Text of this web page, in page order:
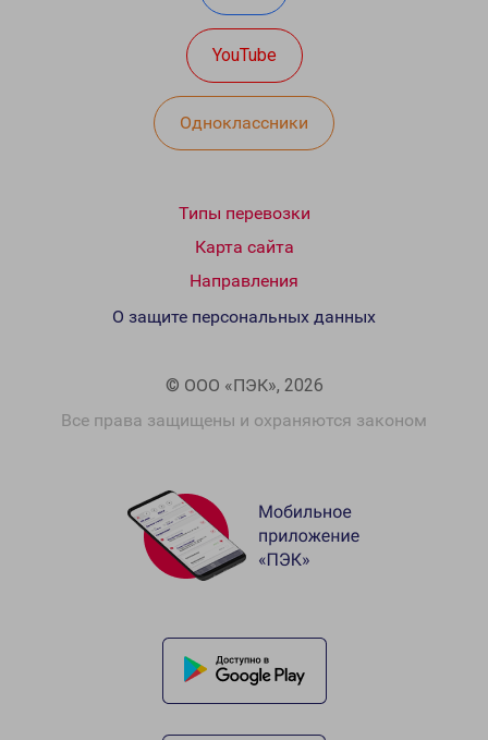
YouTube
Одноклассники
Типы перевозки
Карта сайта
Направления
© ООО «ПЭК», 2026
Все права защищены и охраняются законом
О защите персональных данных